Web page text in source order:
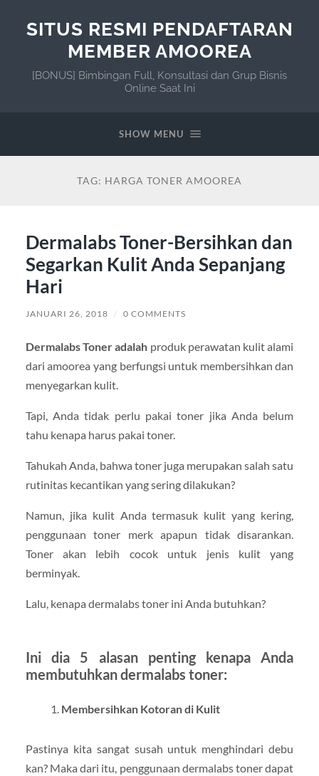
SITUS RESMI PENDAFTARAN
MEMBER AMOOREA
[BONUS] Bimbingan Full, Konsultasi dan Grup Bisnis
Online Saat Ini
SHOW MENU
TAG: HARGA TONER AMOOREA
Dermalabs Toner-Bersihkan dan
Segarkan Kulit Anda Sepanjang
Hari
JANUARI 26, 2018 / 0 COMMENTS
Dermalabs Toner adalah produk perawatan kulit alami
dari amoorea yang berfungsi untuk membersihkan dan
menyegarkan kulit.
Tapi, Anda tidak perlu pakai toner jika Anda belum
tahu kenapa harus pakai toner.
Tahukah Anda, bahwa toner juga merupakan salah satu
rutinitas kecantikan yang sering dilakukan?
Namun, jika kulit Anda termasuk kulit yang kering,
penggunaan toner merk apapun tidak disarankan.
Toner akan lebih cocok untuk jenis kulit yang
berminyak.
Lalu, kenapa dermalabs toner ini Anda butuhkan?
Ini dia 5 alasan penting kenapa Anda
membutuhkan dermalabs toner:
Membersihkan Kotoran di Kulit
Pastinya kita sangat susah untuk menghindari debu
kan? Maka dari itu, penggunaan dermalabs toner dapat